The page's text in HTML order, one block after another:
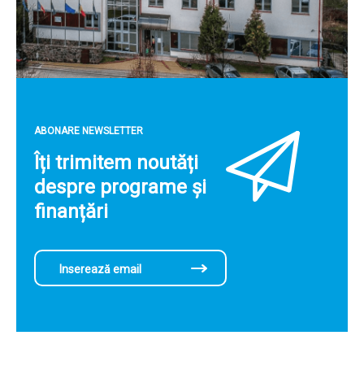
ABONARE NEWSLETTER
Îți trimitem noutăți
despre programe și
finanțări